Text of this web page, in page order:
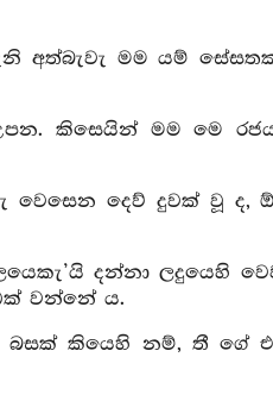
අත්බැවැ මම යම්
කිසෙයින් මම මෙ රජය
වෙසෙන දෙව් දුවක් වූ
දන්නා ලදුයෙහි
වන්නේ ය.
බසක් කියෙහි නම්, තී ගේ